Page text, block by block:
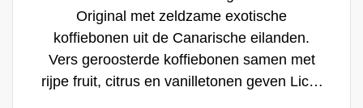
Original met zeldzame exotische
koffiebonen uit de Canarische eilanden.
Vers geroosterde koffiebonen samen met
rijpe fruit, citrus en vanilletonen geven Licor